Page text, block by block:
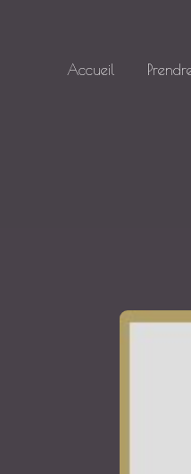
Accueil